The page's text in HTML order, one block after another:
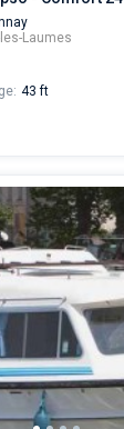
Laumes
43 ft